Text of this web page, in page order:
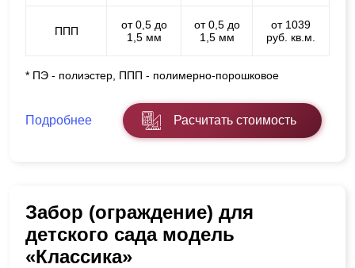
ППП
от 0,5 до
1,5 мм
от 0,5 до
1,5 мм
от 1039
руб. кв.м.
* ПЭ - полиэстер, ППП - полимерно-порошковое
Подробнее Расчитать стоимость
Забор (ограждение) для
детского сада модель
«Классика»